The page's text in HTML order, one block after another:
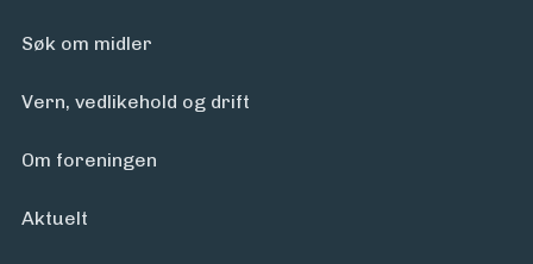
Søk om midler
Vern, vedlikehold og drift
Om foreningen
Aktuelt